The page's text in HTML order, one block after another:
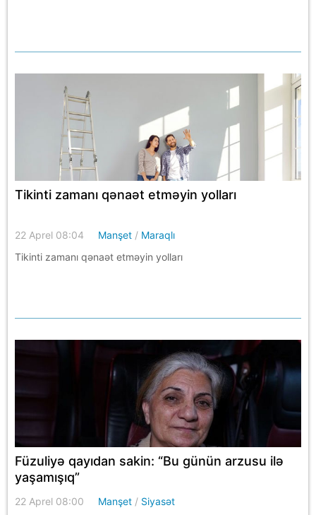
Tikinti zamanı qənaət etməyin yolları
22 Aprel 08:04 Manşet / Maraqlı
Tikinti zamanı qənaət etməyin yolları
Füzuliyə qayıdan sakin: “Bu günün arzusu ilə
yaşamışıq”
22 Aprel 08:00 Manşet / Siyasət